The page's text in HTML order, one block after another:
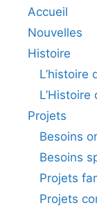
Accueil
Nouvelles
Histoire
L’histoire
Projets
Besoins
Besoins
Projets
Projets